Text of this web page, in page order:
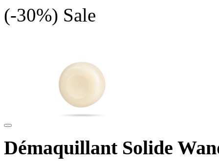
(-30%) Sale
Démaquillant Solide